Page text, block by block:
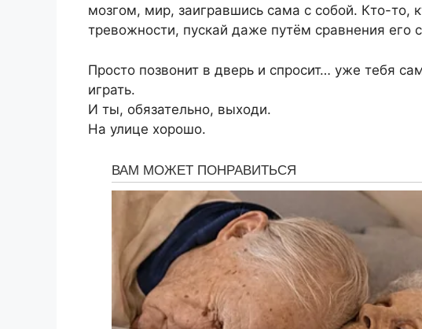
мозгом, мир, заигравшись сама с собой. Кто-то,
тревожности, пускай даже путём сравнения его
Просто позвонит в дверь и спросит… уже тебя
играть.
И ты, обязательно, выходи.
На улице хорошо.